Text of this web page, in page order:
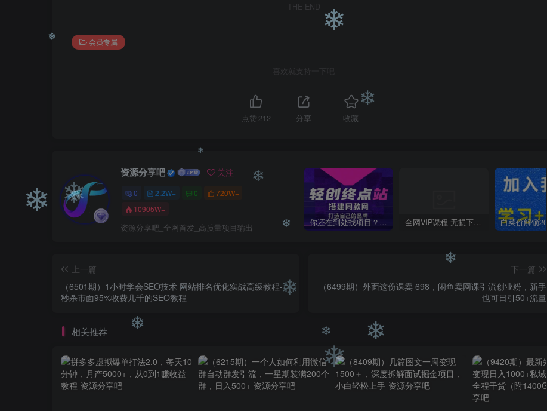
THE END
会员专属
喜欢就支持一下吧
点赞212 分享 收藏
资源分享吧 关注
0 2.2W+ 0
720W+
10905W+
资源分享吧_全网首发_高质量项目输出 你还在到处找项目？还在当韭菜？我靠卖项目一个月收入5万+，曾经我也是个失败者。 全网VIP课程 无损下载~
上一篇
（6501期）1小时学会SEO技术 网站排名优化实战高级教程-
秒杀市面95%收费几千的SEO教程
下一篇
（6499期）外面这份课卖 698，闲鱼卖网课引流创业粉，新手
也可日引50+流量
相关推荐
❄
❄ ❄
❄
❄
❄
❄